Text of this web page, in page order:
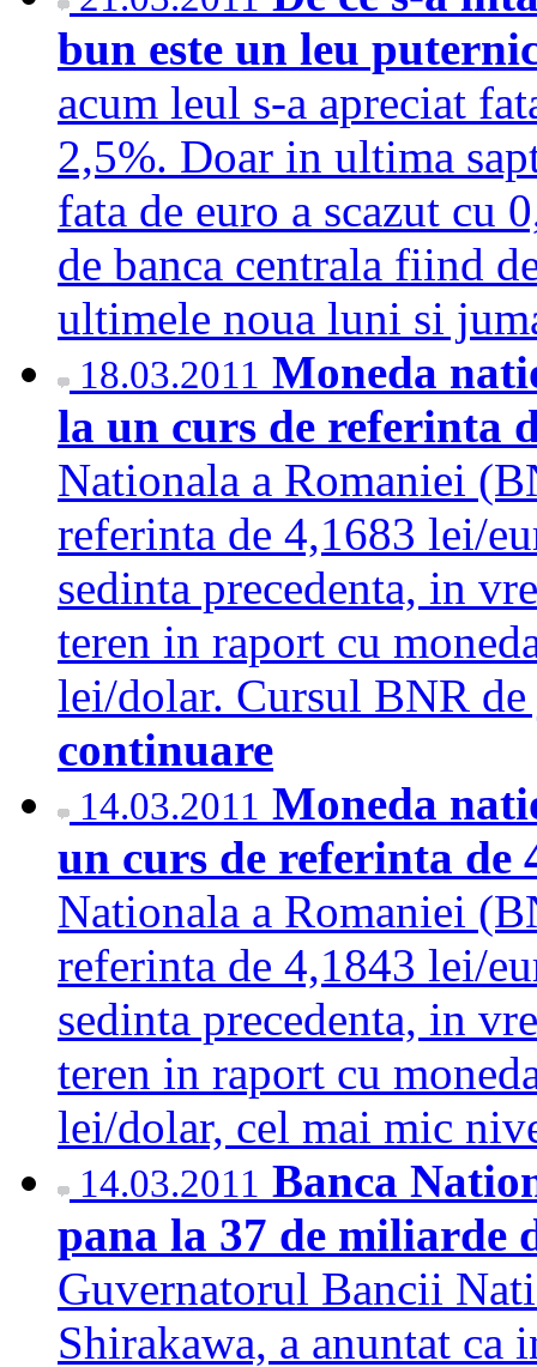
bun este un leu
acum leul s-a apreciat
2,5%. Doar in ultima
fata de euro a scazut cu
de banca centrala fiind
ultimele noua luni si
18.03.2011 Moneda
la un curs de referinta
Nationala a Romaniei
referinta de 4,1683 lei/
sedinta precedenta, in
teren in raport cu
lei/dolar. Cursul BNR
continuare
14.03.2011 Moneda
un curs de referinta de
Nationala a Romaniei
referinta de 4,1843 lei/
sedinta precedenta, in
teren in raport cu
lei/dolar, cel mai mic
14.03.2011 Banca
pana la 37 de miliarde
Guvernatorul Bancii
Shirakawa, a anuntat